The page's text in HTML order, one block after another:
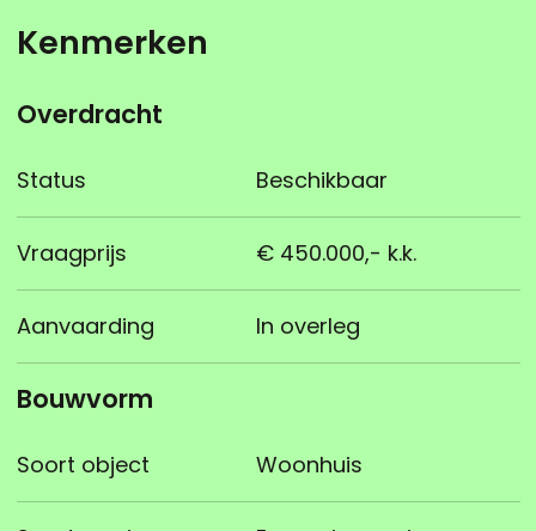
Kenmerken
Overdracht
Status Beschikbaar
Vraagprijs € 450.000,- k.k.
Aanvaarding In overleg
Bouwvorm
Soort object Woonhuis